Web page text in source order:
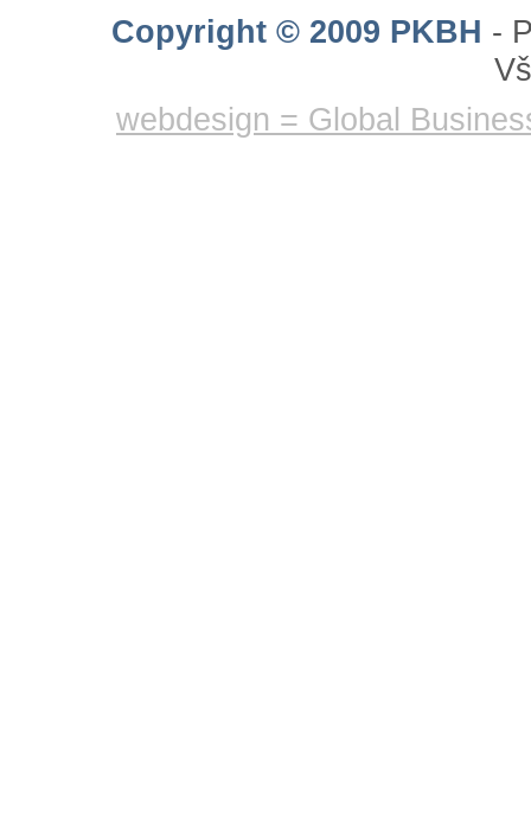
Copyright © 2009 PKBH -
webdesign = Global